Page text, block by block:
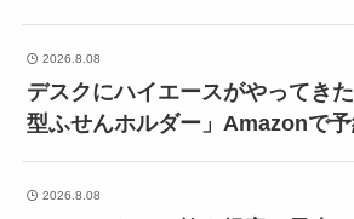
2026.8.08
デスクにハイエースがやってき
型ふせんホルダー」Amazonで
2026.8.08